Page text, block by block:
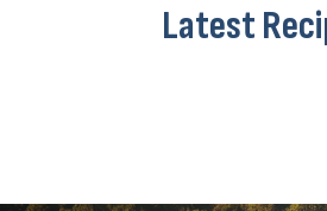
Latest